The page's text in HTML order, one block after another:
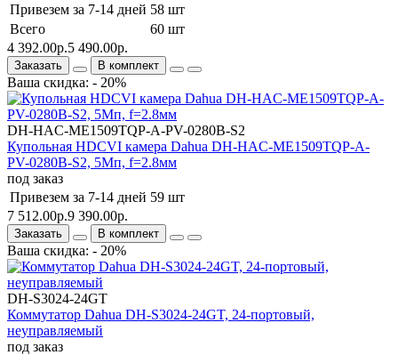
Привезем за 7-14 дней 58 шт
Всего
60 шт
4 392.00р.5 490.00р.
Заказать В комплект
Ваша скидка: - 20%
DH-HAC-ME1509TQP-A-PV-0280B-S2
Купольная HDCVI камера Dahua DH-HAC-ME1509TQP-A-
PV-0280B-S2, 5Mп, f=2.8мм
под заказ
Привезем за 7-14 дней 59 шт
7 512.00р.9 390.00р.
Заказать В комплект
Ваша скидка: - 20%
DH-S3024-24GT
Коммутатор Dahua DH-S3024-24GT, 24-портовый,
неуправляемый
под заказ